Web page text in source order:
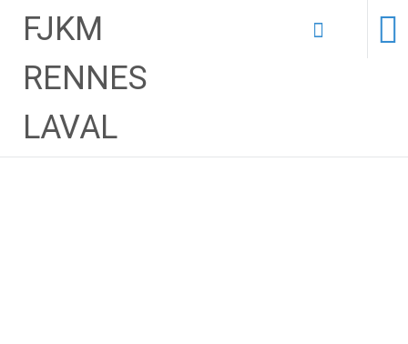
FJKM
RENNES
LAVAL